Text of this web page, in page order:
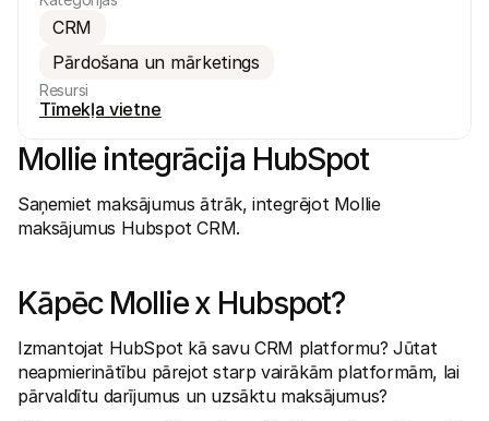
CRM
Pārdošana un mārketings
Resursi
Tīmekļa vietne
Mollie integrācija HubSpot
Saņemiet maksājumus ātrāk, integrējot Mollie
maksājumus Hubspot CRM.
Kāpēc Mollie x Hubspot?
Izmantojat HubSpot kā savu CRM platformu? Jūtat
neapmierinātību pārejot starp vairākām platformām, lai
pārvaldītu darījumus un uzsāktu maksājumus?
Tehniskie resursi
Izstrādātāju portāls
Bibliotēkas
Integrējiet Mollie ar gatavām bibliotēkām
Cenas
Skatīt mūsu cenas
Par mums
Uzziniet vairāk par mūsu stāstu un
vērtībām
Jaunumi